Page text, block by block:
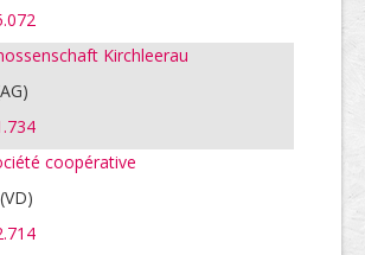
Kirchleerau
coopérative